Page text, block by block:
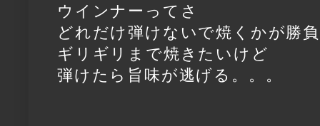
ウインナーってさ
どれだけ弾けないで焼くかが勝
ギリギリまで焼きたいけど
弾けたら旨味が逃げる。。。